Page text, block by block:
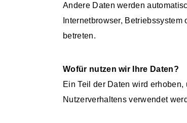
Andere Daten werden
Internetbrowser,
betreten.
Wofür nutzen wir Ihre Daten?
Ein Teil der Daten wird
Nutzerverhaltens verwendet